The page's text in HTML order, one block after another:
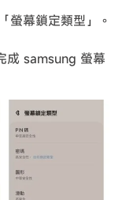
螢幕鎖定類型」。
成 samsung 螢幕